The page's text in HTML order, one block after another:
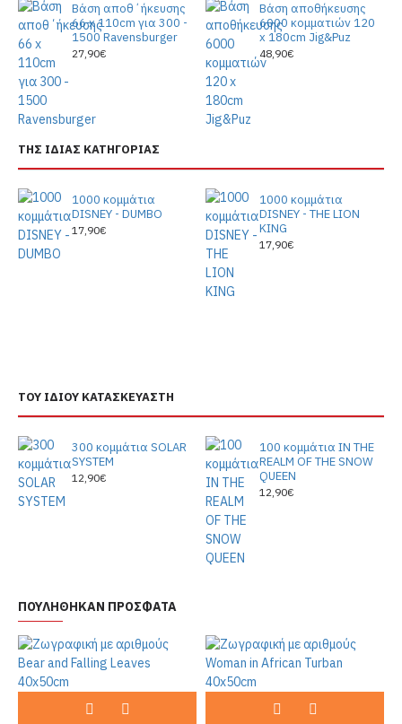
Βάση αποθ΄ήκευσης
66 x 110cm για 300 -
1500 Ravensburger
27,90€
Βάση αποθήκευσης
6000 κομματιών 120
x 180cm Jig&Puz
48,90€
ΤΗΣ ΙΔΙΑΣ ΚΑΤΗΓΟΡΙΑΣ
1000 κομμάτια
DISNEY - DUMBO
17,90€
1000 κομμάτια
DISNEY - THE LION
KING
17,90€
ΤΟΥ ΙΔΙΟΥ ΚΑΤΑΣΚΕΥΑΣΤΗ
300 κομμάτια SOLAR
SYSTEM
12,90€
100 κομμάτια IN THE
REALM OF THE SNOW
QUEEN
12,90€
ΠΟΥΛΗΘΗΚΑΝ ΠΡΟΣΦΑΤΑ